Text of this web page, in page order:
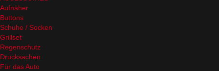
Aufnäher
Buttons
Schuhe / Socken
Grillset
Regenschutz
Drucksachen
Für das Auto